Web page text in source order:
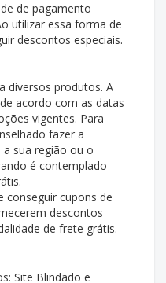
de pagamento
utilizar essa forma de
descontos especiais.
diversos produtos. A
acordo com as datas
vigentes. Para
fazer a
a sua região ou o
é contemplado
conseguir cupons de
descontos
de frete grátis.
Site Blindado e